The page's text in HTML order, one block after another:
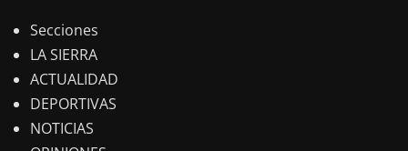
Secciones
LA SIERRA
ACTUALIDAD
DEPORTIVAS
NOTICIAS